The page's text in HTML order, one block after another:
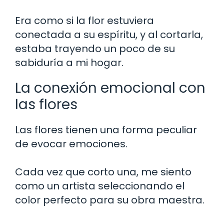
Era como si la flor estuviera
conectada a su espíritu, y al cortarla,
estaba trayendo un poco de su
sabiduría a mi hogar.
La conexión emocional con
las flores
Las flores tienen una forma peculiar
de evocar emociones.
Cada vez que corto una, me siento
como un artista seleccionando el
color perfecto para su obra maestra.